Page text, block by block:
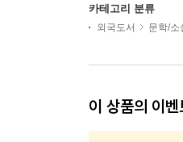
카테고리 분류
외국도서 문학/소
이 상품의 이벤